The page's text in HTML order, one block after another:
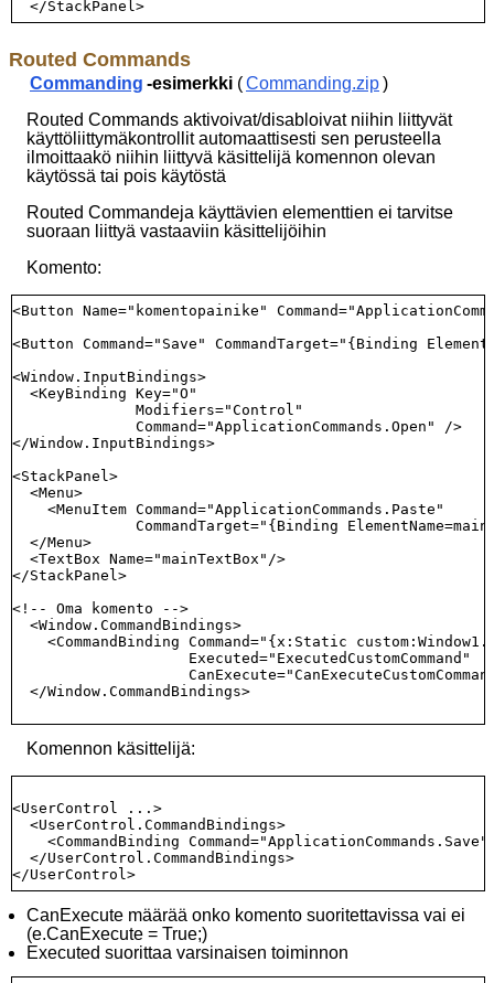
Routed Commands
Commanding -esimerkki (Commanding.zip)
Routed Commands aktivoivat/disabloivat niihin liittyvät
käyttöliittymäkontrollit automaattisesti sen perusteella
ilmoittaakö niihin liittyvä käsittelijä komennon olevan
käytössä tai pois käytöstä
Routed Commandeja käyttävien elementtien ei tarvitse
suoraan liittyä vastaaviin käsittelijöihin
Komento:
<Button Name="komentopainike"
<Button Command="Save" CommandTarget="{Binding
<Window.InputBindings>
  <KeyBinding Key="O"
              Modifiers="Control"
              Command="ApplicationCommands.Open" />
</Window.InputBindings>
<StackPanel>
  <Menu>
    <MenuItem Command="ApplicationCommands.Paste"
CommandTarget="{Binding
  </Menu>
  <TextBox Name="mainTextBox"/>
</StackPanel>
<!-- Oma komento -->
  <Window.CommandBindings>
<CommandBinding Command="{x:Static
                    Executed="ExecutedCustomCommand"
  </Window.CommandBindings>
Komennon käsittelijä:
<UserControl ...>
  <UserControl.CommandBindings>
<CommandBinding
  </UserControl.CommandBindings>
CanExecute määrää onko komento suoritettavissa vai ei
(e.CanExecute = True;)
Executed suorittaa varsinaisen toiminnon